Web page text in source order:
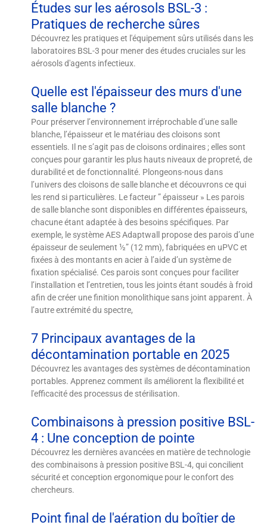
Études sur les aérosols BSL-3 :
Pratiques de recherche sûres
Découvrez les pratiques et l'équipement sûrs utilisés dans les
laboratoires BSL-3 pour mener des études cruciales sur les
aérosols d'agents infectieux.
Quelle est l'épaisseur des murs d'une
salle blanche ?
Pour préserver l’environnement irréprochable d’une salle
blanche, l’épaisseur et le matériau des cloisons sont
essentiels. Il ne s’agit pas de cloisons ordinaires ; elles sont
conçues pour garantir les plus hauts niveaux de propreté, de
durabilité et de fonctionnalité. Plongeons-nous dans
l’univers des cloisons de salle blanche et découvrons ce qui
les rend si particulières. Le facteur ” épaisseur » Les parois
de salle blanche sont disponibles en différentes épaisseurs,
chacune étant adaptée à des besoins spécifiques. Par
exemple, le système AES Adaptwall propose des parois d’une
épaisseur de seulement ½” (12 mm), fabriquées en uPVC et
fixées à des montants en acier à l’aide d’un système de
fixation spécialisé. Ces parois sont conçues pour faciliter
l’installation et l’entretien, tous les joints étant soudés à froid
afin de créer une finition monolithique sans joint apparent. À
l’autre extrémité du spectre,
7 Principaux avantages de la
décontamination portable en 2025
Découvrez les avantages des systèmes de décontamination
portables. Apprenez comment ils améliorent la flexibilité et
l'efficacité des processus de stérilisation.
Combinaisons à pression positive BSL-
4 : Une conception de pointe
Découvrez les dernières avancées en matière de technologie
des combinaisons à pression positive BSL-4, qui concilient
sécurité et conception ergonomique pour le confort des
chercheurs.
Point final de l'aération du boîtier de